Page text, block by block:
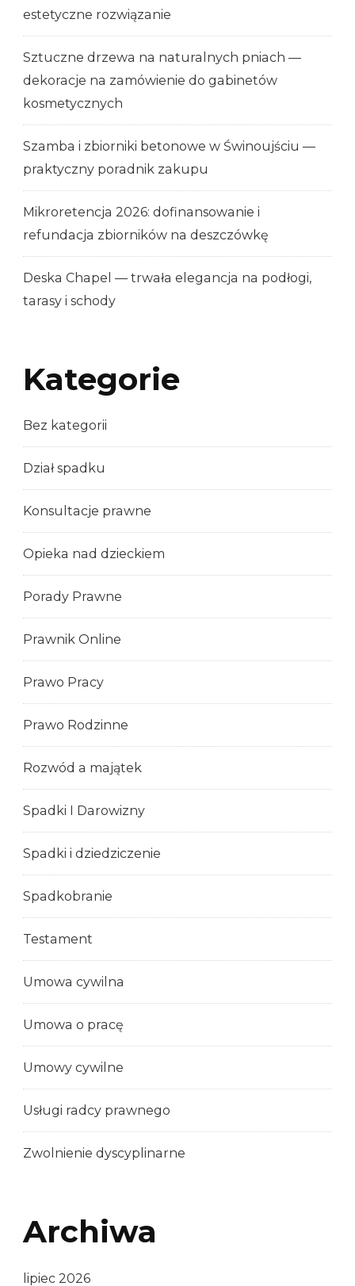
estetyczne rozwiązanie
Sztuczne drzewa na naturalnych pniach —
dekoracje na zamówienie do gabinetów
kosmetycznych
Szamba i zbiorniki betonowe w Świnoujściu —
praktyczny poradnik zakupu
Mikroretencja 2026: dofinansowanie i
refundacja zbiorników na deszczówkę
Deska Chapel — trwała elegancja na podłogi,
tarasy i schody
Kategorie
Bez kategorii
Dział spadku
Konsultacje prawne
Opieka nad dzieckiem
Porady Prawne
Prawnik Online
Prawo Pracy
Prawo Rodzinne
Rozwód a majątek
Spadki I Darowizny
Spadki i dziedziczenie
Spadkobranie
Testament
Umowa cywilna
Umowa o pracę
Umowy cywilne
Usługi radcy prawnego
Zwolnienie dyscyplinarne
Archiwa
lipiec 2026